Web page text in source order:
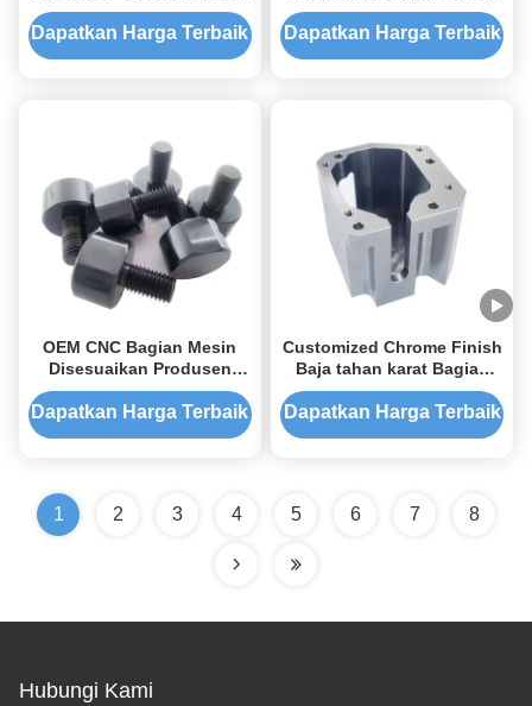
untuk Peralatan Industri
Dapatkan Harga Terbaik
Drone Elektronik
Dapatkan Harga Terbaik
OEM CNC Bagian Mesin
Disesuaikan Produsen
Bagian Precision Metal
Baja Rustless
Dapatkan Harga Terbaik
Customized Chrome Finish
Baja tahan karat Bagian
jam tangan Turning Milling
Service dengan Toleransi
Dapatkan Harga Terbaik
1 2 3 4 5 6 7 8
Hubungi Kami